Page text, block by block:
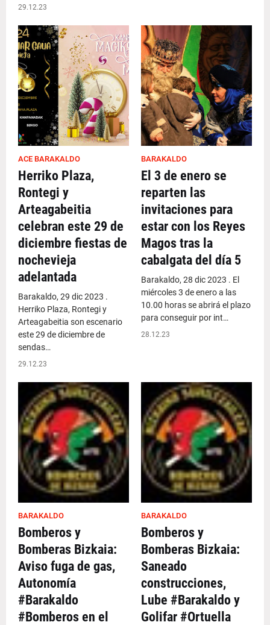
29.12.23
ACE BARAKALDO
Herriko Plaza,
Rontegi y
Arteagabeitia
celebran este 29 de
diciembre fiestas de
nochevieja
adelantada
Barakaldo, 29 dic 2023 .
Herriko Plaza, Rontegi y
Arteagabeitia son escenario
este 29 de diciembre de
sendas…
29.12.23
BARAKALDO
El 3 de enero se
reparten las
invitaciones para
estar con los Reyes
Magos tras la
cabalgata del día 5
Barakaldo, 28 dic 2023 . El
miércoles 3 de enero a las
10.00 horas se abrirá el plazo
para conseguir por int…
28.12.23
BARAKALDO
Bomberos y
Bomberas Bizkaia:
Aviso fuga de gas,
Autonomía
#Barakaldo
#Bomberos en el
BARAKALDO
Bomberos y
Bomberas Bizkaia:
Saneado
construcciones,
Lube #Barakaldo y
Golifar #Ortuella